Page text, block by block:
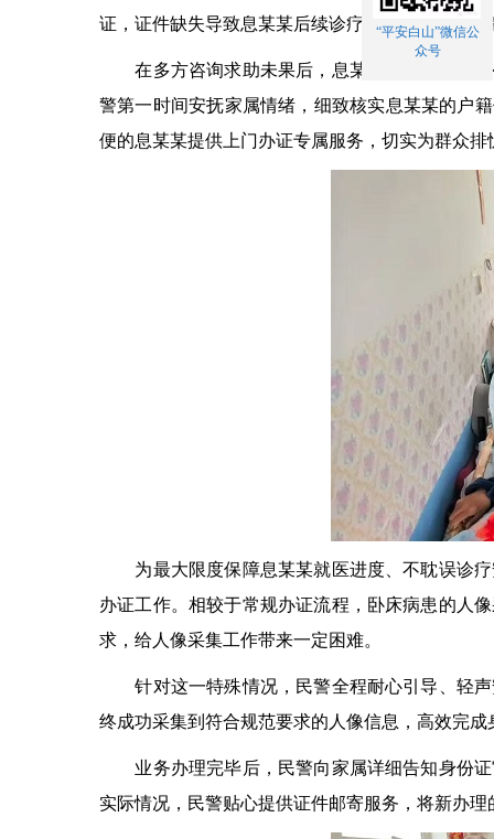
证，证件缺失导致息某某后续诊疗工作受阻，多
在多方咨询求助未果后，息某某家属向靖宇县
警第一时间安抚家属情绪，细致核实息某某的户
便的息某某提供上门办证专属服务，切实为群众排
为最大限度保障息某某就医进度、不耽误诊疗
办证工作。相较于常规办证流程，卧床病患的人
求，给人像采集工作带来一定困难。
针对这一特殊情况，民警全程耐心引导、轻声
终成功采集到符合规范要求的人像信息，高效完成
业务办理完毕后，民警向家属详细告知身份证
实际情况，民警贴心提供证件邮寄服务，将新办
“平安白山”微信公
众号